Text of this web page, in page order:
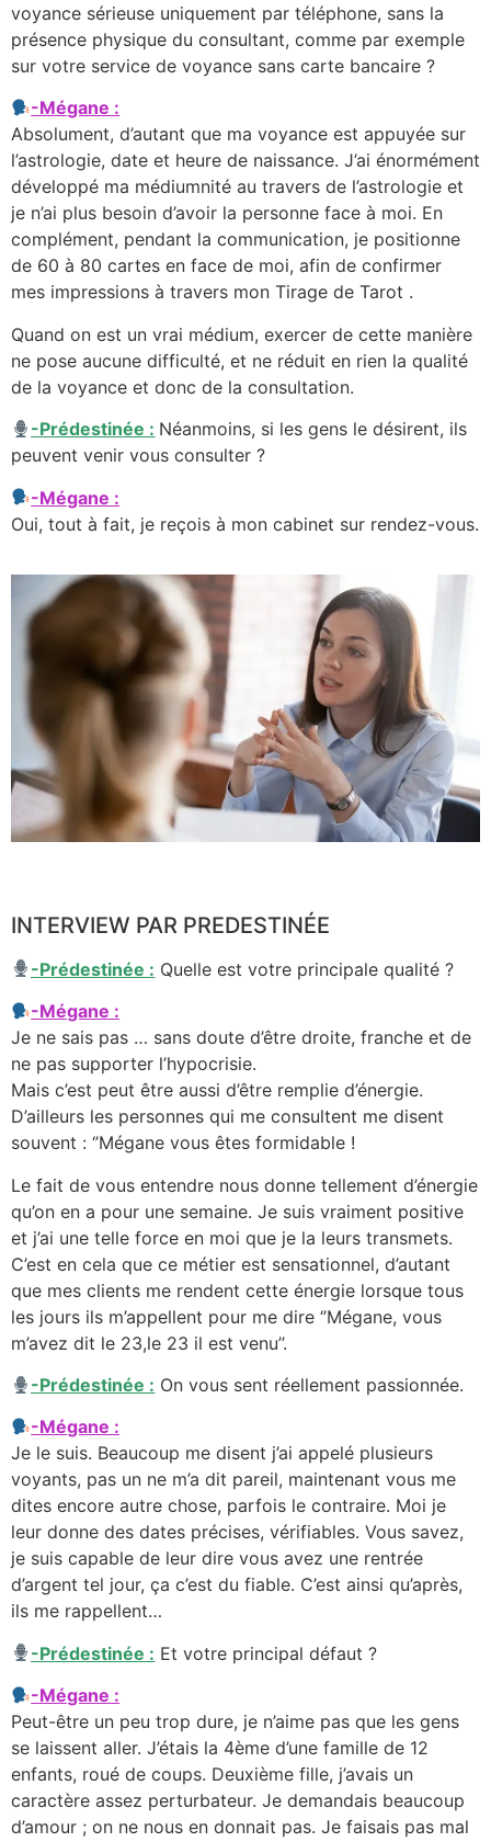
voyance sérieuse uniquement par téléphone, sans la
présence physique du consultant, comme par exemple
sur votre service de voyance sans carte bancaire ?
-Mégane :
Absolument, d’autant que ma voyance est appuyée sur
l’astrologie, date et heure de naissance. J’ai énormément
développé ma médiumnité au travers de l’astrologie et
je n’ai plus besoin d’avoir la personne face à moi. En
complément, pendant la communication, je positionne
de 60 à 80 cartes en face de moi, afin de confirmer
mes impressions à travers mon Tirage de Tarot .
Quand on est un vrai médium, exercer de cette manière
ne pose aucune difficulté, et ne réduit en rien la qualité
de la voyance et donc de la consultation.
-Prédestinée : Néanmoins, si les gens le désirent, ils
peuvent venir vous consulter ?
-Mégane :
Oui, tout à fait, je reçois à mon cabinet sur rendez-vous.
INTERVIEW PAR PREDESTINÉE
-Prédestinée : Quelle est votre principale qualité ?
-Mégane :
Je ne sais pas … sans doute d’être droite, franche et de
ne pas supporter l’hypocrisie.
Mais c’est peut être aussi d’être remplie d’énergie.
D’ailleurs les personnes qui me consultent me disent
souvent : ‘’Mégane vous êtes formidable !
Le fait de vous entendre nous donne tellement d’énergie
qu’on en a pour une semaine. Je suis vraiment positive
et j’ai une telle force en moi que je la leurs transmets.
C’est en cela que ce métier est sensationnel, d’autant
que mes clients me rendent cette énergie lorsque tous
les jours ils m’appellent pour me dire ‘’Mégane, vous
m’avez dit le 23,le 23 il est venu’’.
-Prédestinée : On vous sent réellement passionnée.
-Mégane :
Je le suis. Beaucoup me disent j’ai appelé plusieurs
voyants, pas un ne m’a dit pareil, maintenant vous me
dites encore autre chose, parfois le contraire. Moi je
leur donne des dates précises, vérifiables. Vous savez,
je suis capable de leur dire vous avez une rentrée
d’argent tel jour, ça c’est du fiable. C’est ainsi qu’après,
ils me rappellent…
-Prédestinée : Et votre principal défaut ?
-Mégane :
Peut-être un peu trop dure, je n’aime pas que les gens
se laissent aller. J’étais la 4ème d’une famille de 12
enfants, roué de coups. Deuxième fille, j’avais un
caractère assez perturbateur. Je demandais beaucoup
d’amour ; on ne nous en donnait pas. Je faisais pas mal